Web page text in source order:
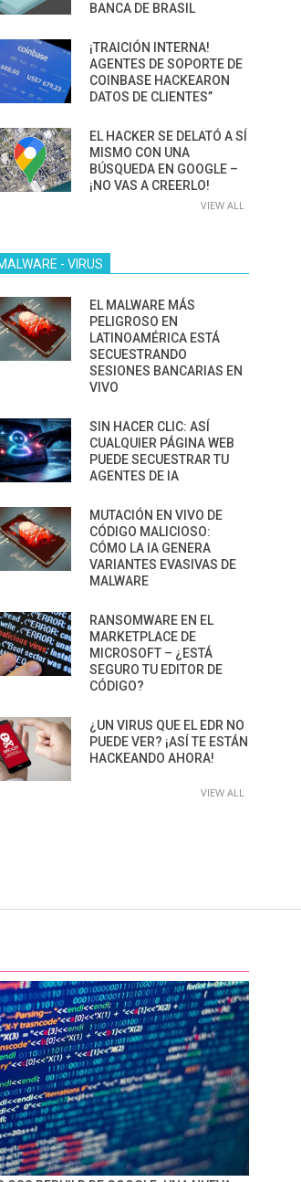
FÁCILES
HACKEAR Y EXPLOTAR
DE IA
AGÉNTICA
COPILOT DENTRO DE VS
BANCA DE BRASIL
¡TRAICIÓN INTERNA!
AGENTES DE SOPORTE DE
COINBASE HACKEARON
DATOS DE CLIENTES”
EL HACKER SE DELATÓ A SÍ
MISMO CON UNA
BÚSQUEDA EN GOOGLE –
¡NO VAS A CREERLO!
VIEW ALL
- VIRUS
EL MALWARE MÁS
PELIGROSO EN
LATINOAMÉRICA ESTÁ
SECUESTRANDO
SESIONES BANCARIAS EN
VIVO
SIN HACER CLIC: ASÍ
CUALQUIER PÁGINA WEB
PUEDE SECUESTRAR TU
AGENTES DE IA
MUTACIÓN EN VIVO DE
CÓDIGO MALICIOSO:
CÓMO LA IA GENERA
VARIANTES EVASIVAS DE
MALWARE
RANSOMWARE EN EL
MARKETPLACE DE
MICROSOFT – ¿ESTÁ
SEGURO TU EDITOR DE
CÓDIGO?
¿UN VIRUS QUE EL EDR NO
PUEDE VER? ¡ASÍ TE ESTÁN
HACKEANDO AHORA!
VIEW ALL